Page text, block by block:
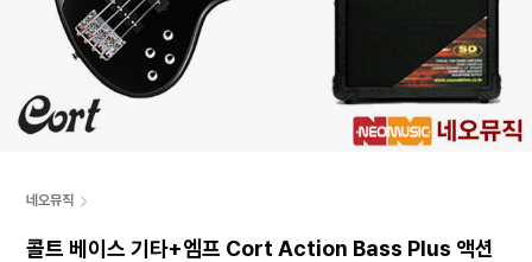
네오뮤직
콜트 베이스 기타+엠프 Cort Action Bass Plus 액션